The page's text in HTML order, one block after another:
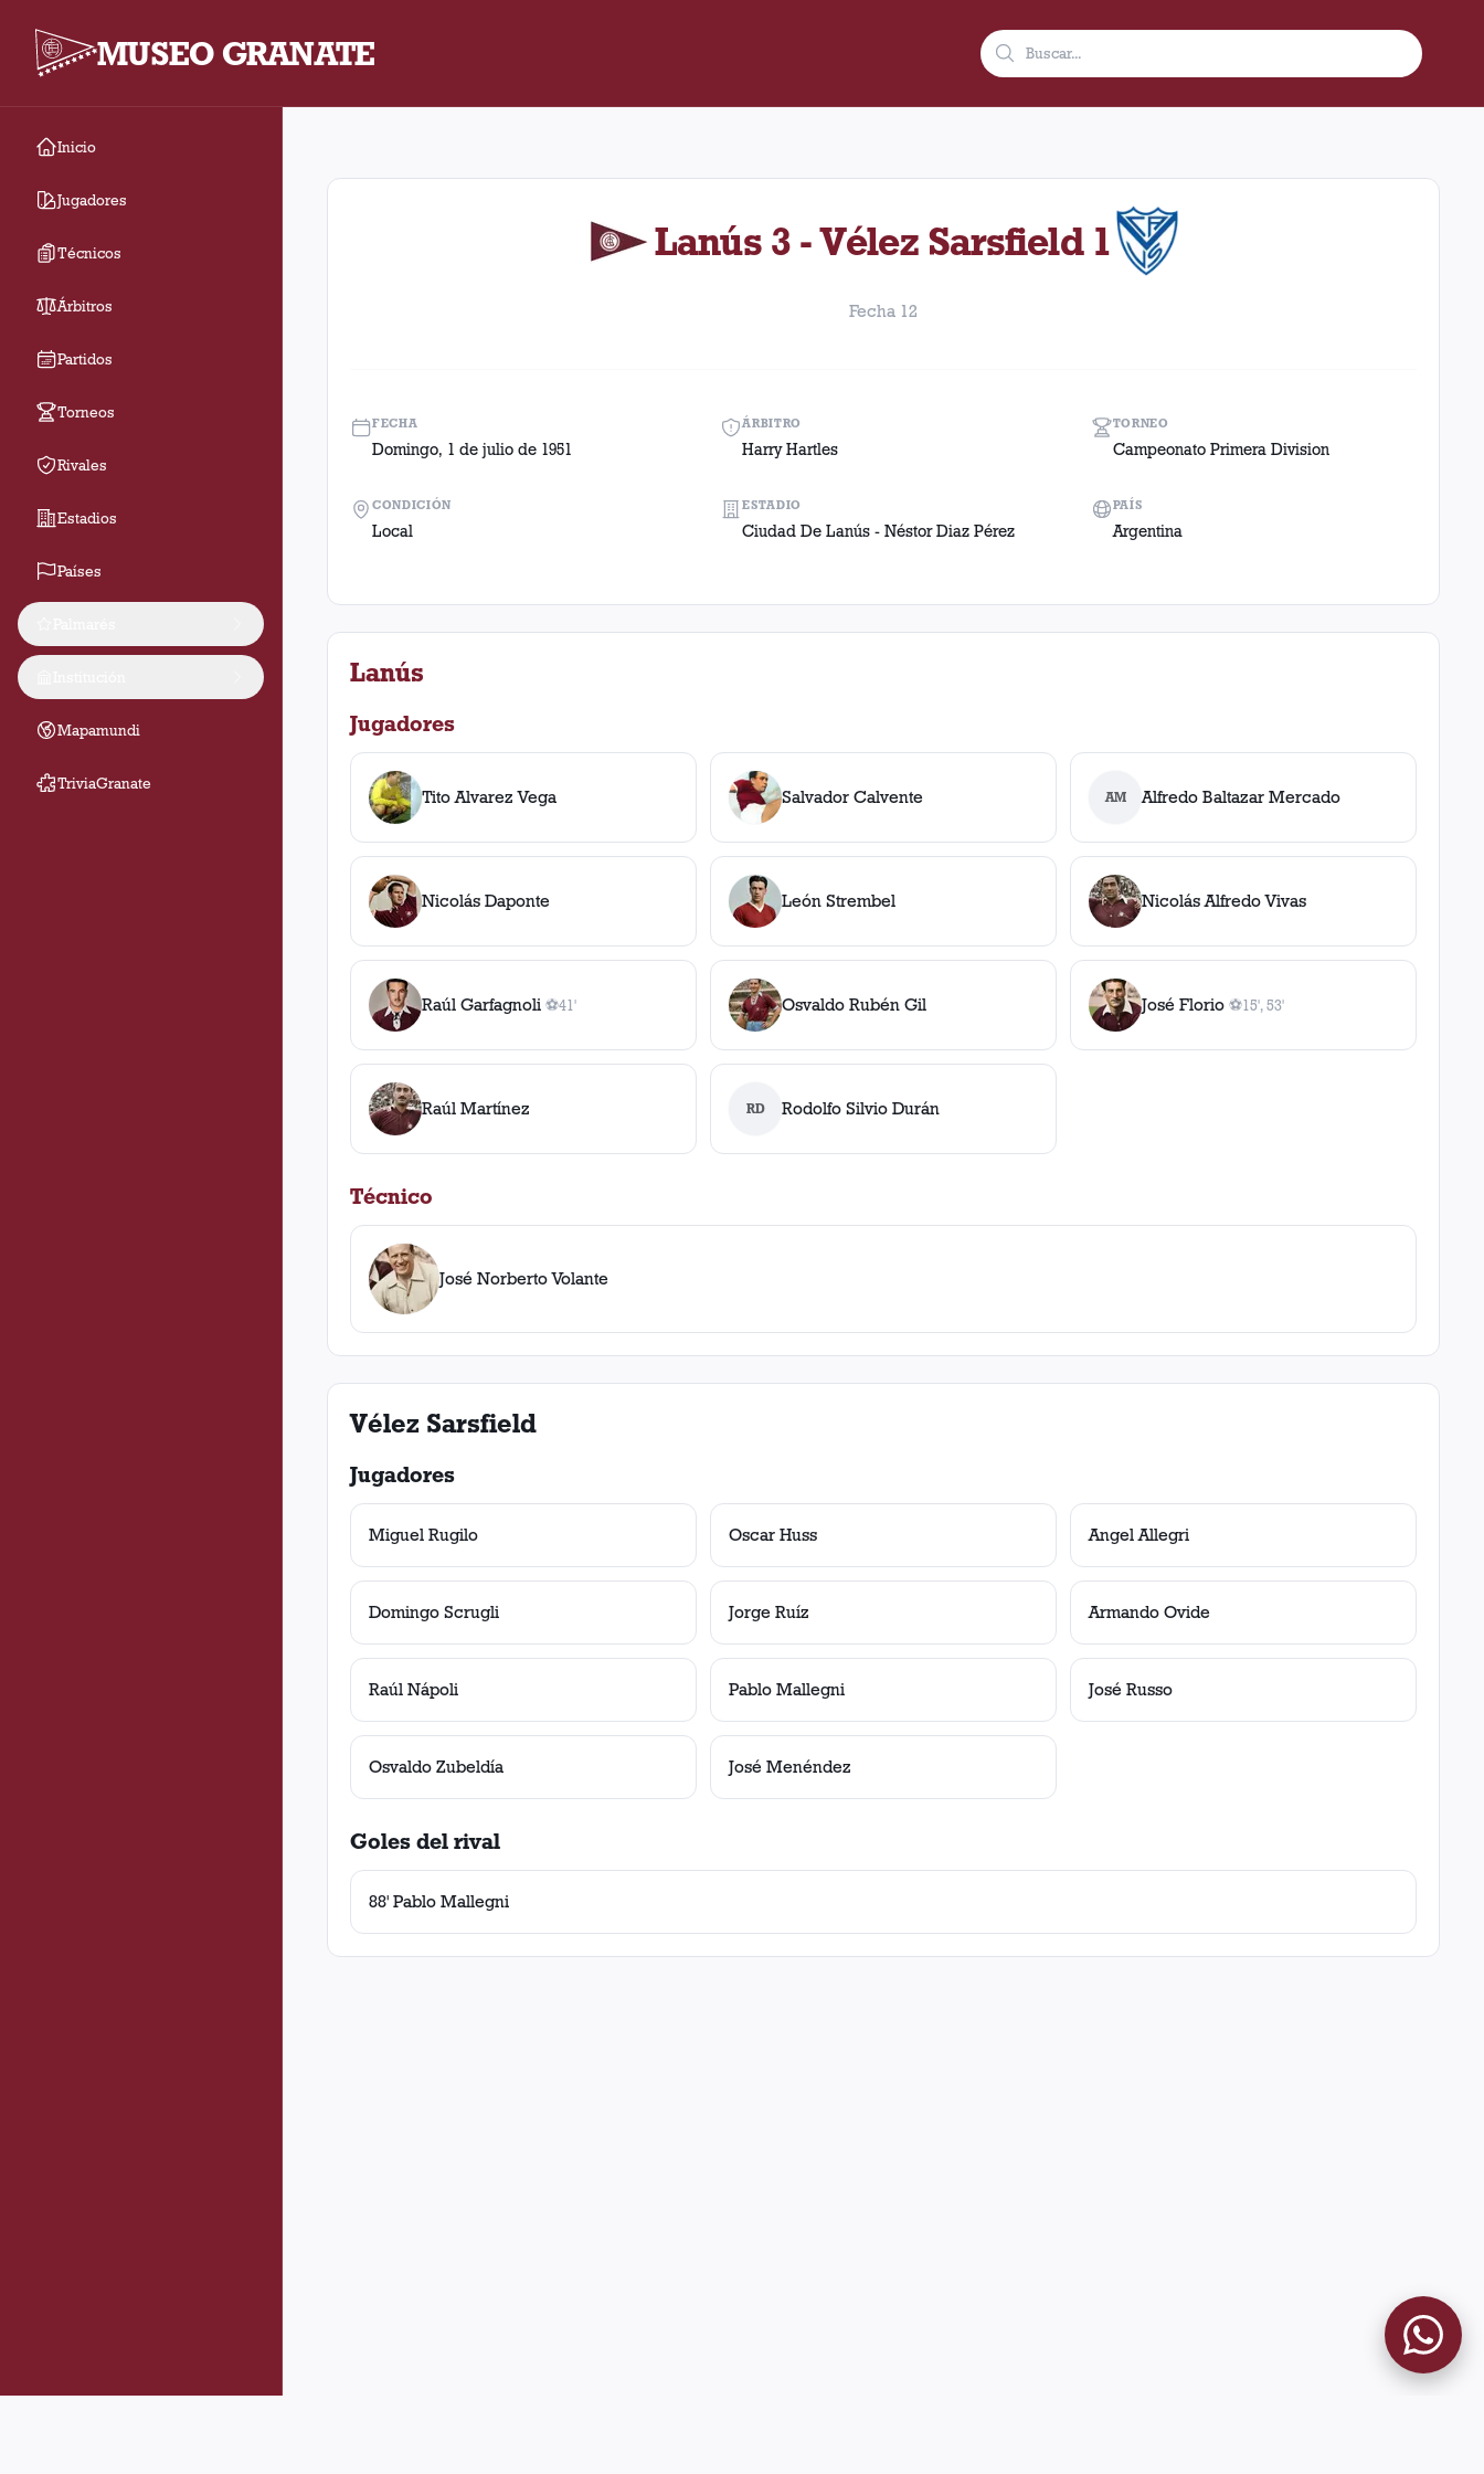
MUSEO GRANATE
Inicio
Jugadores
Técnicos
Árbitros
Partidos
Torneos
Rivales
Estadios
Países
Mapamundi
TriviaGranate
Fecha 12. Partido entre Lanús y Vélez Sarsfield disputado el Domingo, 1 de julio de 1951 en condición de local en el estadio Ciudad De Lanús -
Lanús 3 - Vélez Sarsfield 1
Fecha 12
FECHA
Domingo, 1 de julio de 1951
ÁRBITRO
Harry Hartles
TORNEO
Campeonato Primera Division
CONDICIÓN
Local
ESTADIO
Ciudad De Lanús - Néstor Diaz Pérez
PAÍS
Argentina
Lanús
Jugadores
Tito Alvarez Vega Salvador Calvente AM Alfredo Baltazar Mercado
Nicolás Daponte León Strembel Nicolás Alfredo Vivas
Raúl Garfagnoli ⚽
1gol
41' Osvaldo Rubén Gil José Florio ⚽
2gol es, 15', 53'
15', 53'
Raúl Martínez RD Rodolfo Silvio Durán
Técnico
José Norberto Volante
Vélez Sarsfield
Jugadores
Miguel Rugilo Oscar Huss Angel Allegri
Domingo Scrugli Jorge Ruíz Armando Ovide
Raúl Nápoli Pablo Mallegni José Russo
Osvaldo Zubeldía José Menéndez
Goles del rival
88' Pablo Mallegni